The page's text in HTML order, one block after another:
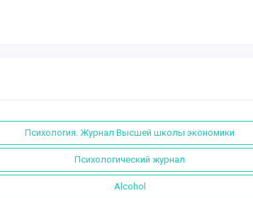
Психология. Журнал Высшей школы экономики
Психологический журнал
Alcohol